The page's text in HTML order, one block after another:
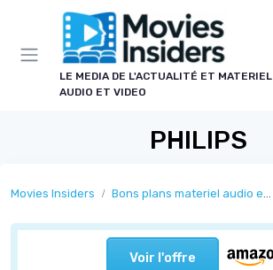
LE MEDIA DE L'ACTUALITÉ ET MATERIEL
AUDIO ET VIDEO
PHILIPS
Movies Insiders Bons plans materiel audio et video
Voir l'offre
Panneau de gestion des cookies